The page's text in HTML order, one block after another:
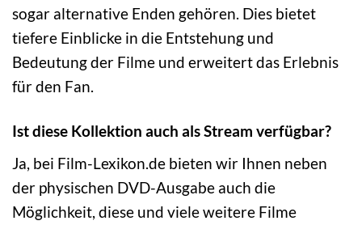
sogar alternative Enden gehören. Dies bietet
tiefere Einblicke in die Entstehung und
Bedeutung der Filme und erweitert das Erlebnis
für den Fan.
Ist diese Kollektion auch als Stream verfügbar?
Ja, bei Film-Lexikon.de bieten wir Ihnen neben
der physischen DVD-Ausgabe auch die
Möglichkeit, diese und viele weitere Filme